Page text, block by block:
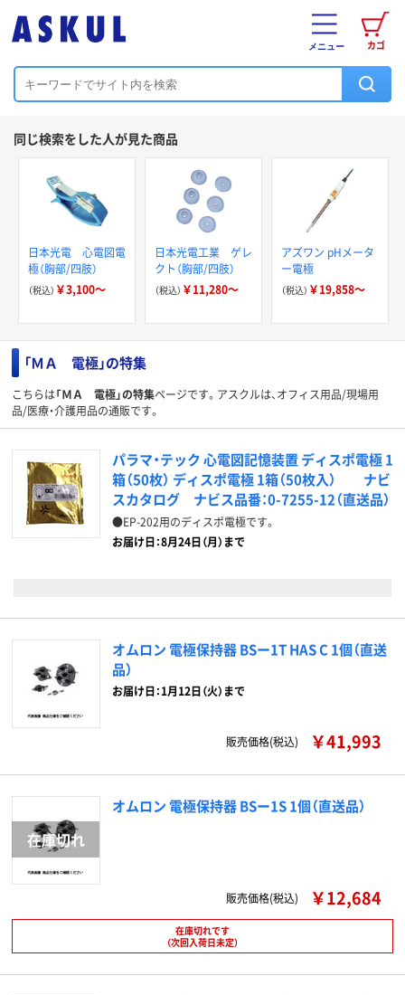
カゴ
メニュー
同じ検索をした人が見た商品
日本光電 心電図電
極（胸部/四肢）
（税込） ￥3,100～
日本光電工業 ゲレ
クト（胸部/四肢）
（税込） ￥11,280～
アズワン pHメータ
ー電極
（税込） ￥19,858～
「ＭＡ 電極」の特集
こちらは「ＭＡ 電極」の特集ページです。アスクルは、オフィス用品/現場用
品/医療・介護用品の通販です。
パラマ・テック 心電図記憶装置 ディスポ電極 1
箱（50枚） ディスポ電極 1箱（50枚入） ナビ
スカタログ ナビス品番：0-7255-12（直送品）
●EP-202用のディスポ電極です。
お届け日：8月24日（月）まで
オムロン 電極保持器 BSー1T HAS C 1個（直送
品）
お届け日：1月12日（火）まで
販売価格(税込) ￥41,993
オムロン 電極保持器 BSー1S 1個（直送品）
販売価格(税込) ￥12,684
在庫切れです
（次回入荷日未定）